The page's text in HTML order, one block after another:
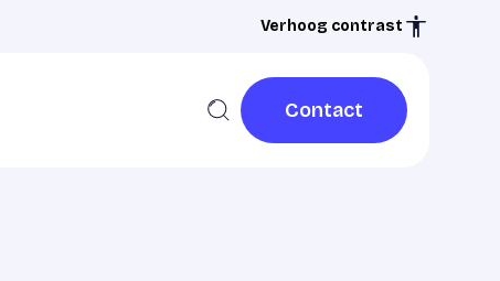
Verhoog contrast
Contact
Contact